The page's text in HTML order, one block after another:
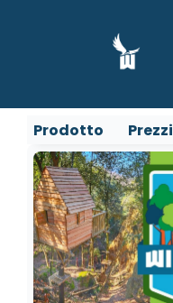
Prodotto Prezzi